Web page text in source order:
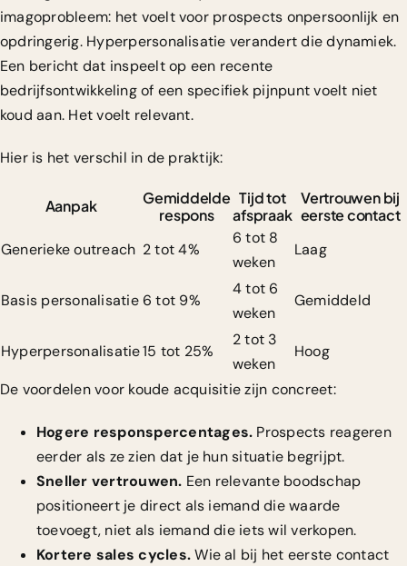
imagoprobleem: het voelt voor prospects onpersoonlijk en
opdringerig. Hyperpersonalisatie verandert die dynamiek.
Een bericht dat inspeelt op een recente
bedrijfsontwikkeling of een specifiek pijnpunt voelt niet
koud aan. Het voelt relevant.
Hier is het verschil in de praktijk:
Aanpak
Gemiddelde
respons
Tijd tot
afspraak
Vertrouwen bij
eerste contact
Generieke outreach 2 tot 4%
6 tot 8
weken
Laag
Basis personalisatie 6 tot 9%
4 tot 6
weken
Gemiddeld
Hyperpersonalisatie15 tot 25%
2 tot 3
weken
Hoog
De voordelen voor koude acquisitie zijn concreet:
Hogere responspercentages. Prospects reageren
eerder als ze zien dat je hun situatie begrijpt.
Sneller vertrouwen. Een relevante boodschap
positioneert je direct als iemand die waarde
toevoegt, niet als iemand die iets wil verkopen.
Kortere sales cycles.Wie al bij het eerste contact